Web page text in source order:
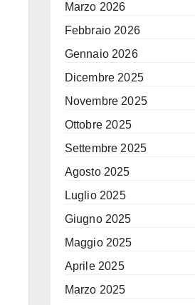
Marzo 2026
Febbraio 2026
Gennaio 2026
Dicembre 2025
Novembre 2025
Ottobre 2025
Settembre 2025
Agosto 2025
Luglio 2025
Giugno 2025
Maggio 2025
Aprile 2025
Marzo 2025